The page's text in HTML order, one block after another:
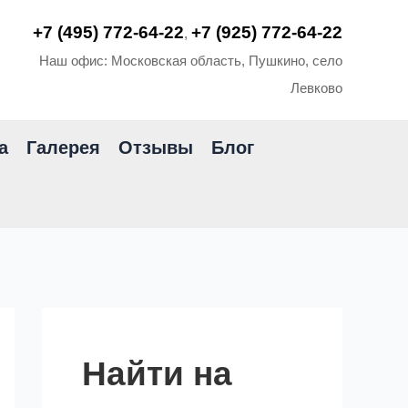
+7 (495) 772-64-22, +7 (925) 772-64-22
Наш офис: Московская область, Пушкино, село
Левково
Галерея Отзывы Блог
Найти на